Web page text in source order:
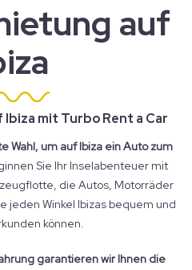
auf
mit Turbo Rent a Car
Wahl, um auf Ibiza ein Auto zum
Sie Ihr Inselabenteuer mit
die Autos, Motorräder
jeden Winkel Ibizas bequem und
können.
garantieren wir Ihnen die